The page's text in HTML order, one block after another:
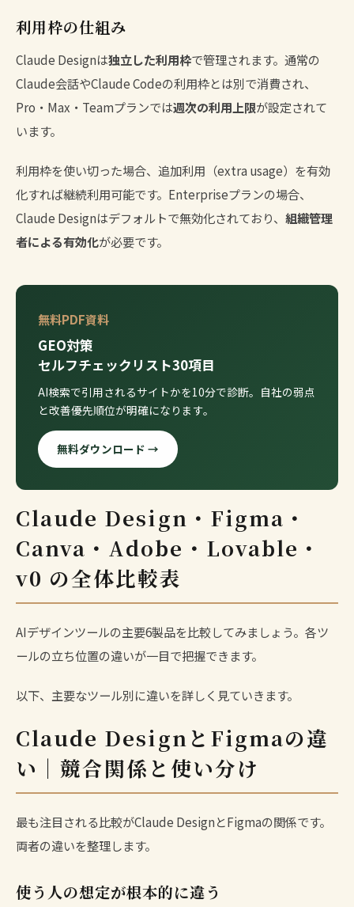
利用枠の仕組み
Claude Designは独立した利用枠で管理されます。通常の
Claude会話やClaude Codeの利用枠とは別で消費され、
Pro・Max・Teamプランでは週次の利用上限が設定されて
います。
利用枠を使い切った場合、追加利用（extra usage）を有効
化すれば継続利用可能です。Enterpriseプランの場合、
Claude Designはデフォルトで無効化されており、 組織管理
者による有効化が必要です。
無料PDF資料
GEO対策
セルフチェックリスト30項目
AI検索で引用されるサイトかを10分で診断。自社の弱点
と改善優先順位が明確になります。
無料ダウンロード →
Claude Design・Figma・
Canva・Adobe・Lovable・
v0 の全体比較表
AIデザインツールの主要6製品を比較してみましょう。各ツ
ールの立ち位置の違いが一目で把握できます。
以下、主要なツール別に違いを詳しく見ていきます。
Claude DesignとFigmaの違
い｜競合関係と使い分け
最も注目される比較がClaude DesignとFigmaの関係です。
両者の違いを整理します。
使う人の想定が根本的に違う